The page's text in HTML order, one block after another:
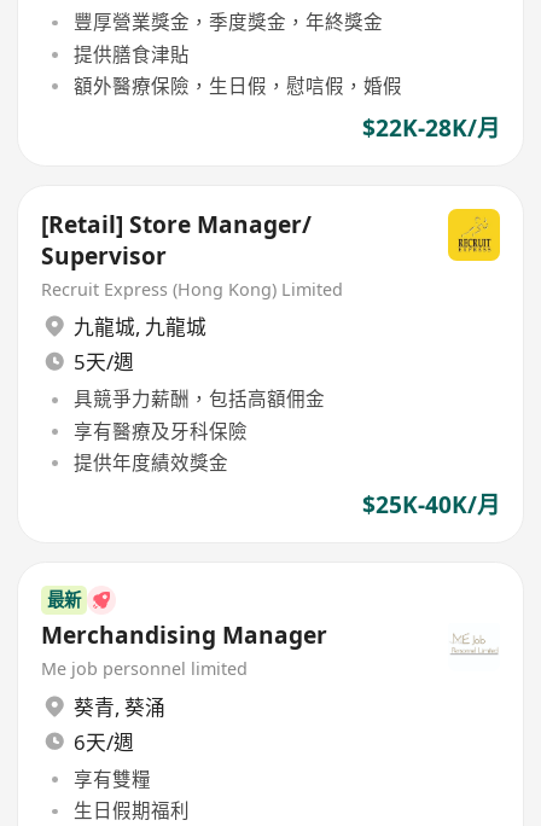
豐厚營業獎金，季度獎金，年終獎金
提供膳食津貼
額外醫療保險，生日假，慰唁假，婚假
$22K-28K/月
[Retail] Store Manager/
Supervisor
Recruit Express (Hong Kong) Limited
九龍城, 九龍城
5天/週
具競爭力薪酬，包括高額佣金
享有醫療及牙科保險
提供年度績效獎金
$25K-40K/月
最新
Merchandising Manager
Me job personnel limited
葵青, 葵涌
6天/週
享有雙糧
生日假期福利